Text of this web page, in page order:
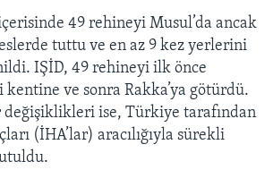
49 rehineyi Musul’da ancak
tuttu ve en az 9 kez yerlerini
IŞİD, 49 rehineyi ilk önce
ve sonra Rakka’ya götürdü.
değişiklikleri ise, Türkiye tarafından
(İHA’lar) aracılığıyla sürekli